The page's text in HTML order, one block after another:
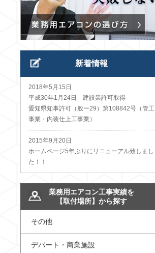
新着情報
2018年5月15日
平成30年1月24日 建設業許可取得
愛知県知事許可（般ー29）第108842号（管工
事業・内装仕上工事業）
2015年9月20日
ホームページ5年ぶりにリニューアル致しまし
た！！
業務用エアコン工事実績を
【取付場所】から探す
その他
デパート・商業施設